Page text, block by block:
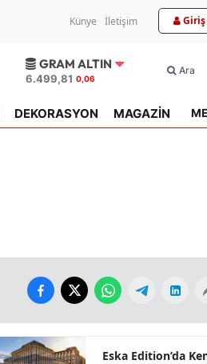
Künye İletişim Giriş
GRAM ALTIN
6.499,81 0,06
Ara
DEKORASYON MAGAZİN
Eska Edition’da